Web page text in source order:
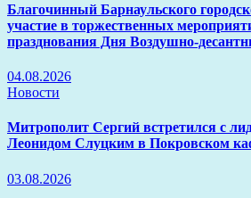
Благочинный Барнаульского
участие в торжественных
празднования Дня Воздушно-
04.08.2026
Новости
Митрополит Сергий встретился с
Леонидом Слуцким в Покровском
03.08.2026